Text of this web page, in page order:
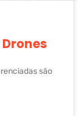
são